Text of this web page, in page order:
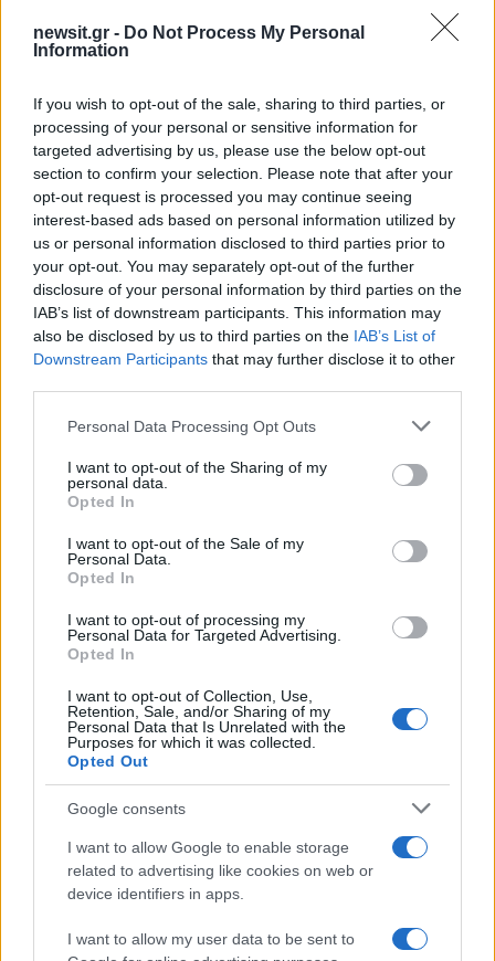
newsit.gr - Do Not Process My Personal
Information
If you wish to opt-out of the sale, sharing to third parties, or
processing of your personal or sensitive information for
targeted advertising by us, please use the below opt-out
section to confirm your selection. Please note that after your
opt-out request is processed you may continue seeing
interest-based ads based on personal information utilized by
us or personal information disclosed to third parties prior to
your opt-out. You may separately opt-out of the further
disclosure of your personal information by third parties on the
IAB’s list of downstream participants. This information may
also be disclosed by us to third parties on the IAB’s List of
Downstream Participants that may further disclose it to other
Please note that this website/app uses one or more Google
not limited to your visit or usage behaviour. You may click to
grant or deny consent to Google and its third-party tags to
use your data for below specified purposes in below Google
consent section.
Personal Data Processing Opt Outs
I want to opt-out of the Sharing of my
personal data.
Opted In
I want to opt-out of the Sale of my
Personal Data.
Opted In
I want to opt-out of processing my
Personal Data for Targeted Advertising.
Opted In
I want to opt-out of Collection, Use,
Retention, Sale, and/or Sharing of my
Personal Data that Is Unrelated with the
Purposes for which it was collected.
Opted Out
Google consents
I want to allow Google to enable storage
related to advertising like cookies on web or
device identifiers in apps.
I want to allow my user data to be sent to
50 /50
2000 /2000
Υποβολή σχολίου
Όροι Χρήσης. Το site προστατεύεται από reCAPTCHA, ισχύουν
Πολιτική Απορρήτου
Όροι Χρήσης της Google.
Media
ΔΗΜΗΤΡΗΣ ΠΑΠΑΝΙΚΟΛΑΟΥ
Share:
Ακολουθήστε το Νewsit.gr στοGoogle News
τελευταία νέατης ημέρας
Πιο δημοφιλή
Τουρισμός για Όλους 2026: Σήμερα ανοίγει
στις αιτήσεις
Κυψέλη: Ο περίεργος ηλικιωμένος και το
ταξίδι στην Αράχωβα – Όσα ισχυρίστηκε ο
26χρονος για τον θάνατο της Βρετανίδας
Η φωτιά στη Δυτική Αττική, από την
κορυφή του Κιθαιρώνα – Το εντυπωσιακό
timelapse βίντεο
Νέο κύμα ζέστης από το Σαββατοκύριακο
με 40άρια - Πολύ υψηλός κίνδυνος
Χίο σήμερα